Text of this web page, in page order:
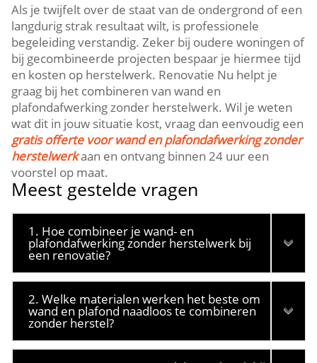
Als je twijfelt over de staat van de ondergrond of een
langdurig strak resultaat wilt, is professionele
begeleiding verstandig.​ Zeker bij oudere woningen of
bij gecombineerde projecten bespaar je hiermee tijd
en kosten op herstelwerk.​ Renovatie Nu helpt je
graag bij het combineren van wand en
plafondafwerking zonder herstelwerk.​ Wil je weten
wat dit in jouw situatie kost, vraag dan eenvoudig een
gratis offerte voor wand en plafondafwerking zonder
herstelwerkaan en ontvang binnen 24 uur een
voorstel op maat.​
Meest gestelde vragen
1. Hoe combineer je wand- en
plafondafwerking zonder herstelwerk bij
een renovatie?
2. Welke materialen werken het beste om
wand en plafond naadloos te combineren
zonder herstel?